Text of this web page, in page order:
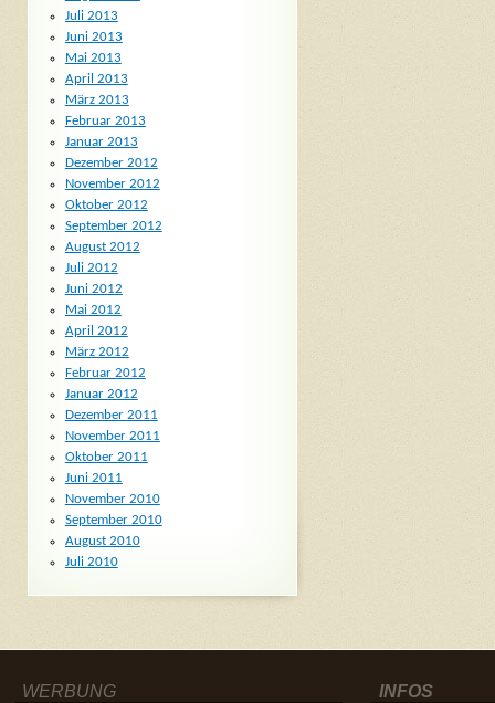
Juli 2013
Juni 2013
Mai 2013
April 2013
März 2013
Februar 2013
Januar 2013
Dezember 2012
November 2012
Oktober 2012
September 2012
August 2012
Juli 2012
Juni 2012
Mai 2012
April 2012
März 2012
Februar 2012
Januar 2012
Dezember 2011
November 2011
Oktober 2011
Juni 2011
November 2010
September 2010
August 2010
Juli 2010
WERBUNG INFOS